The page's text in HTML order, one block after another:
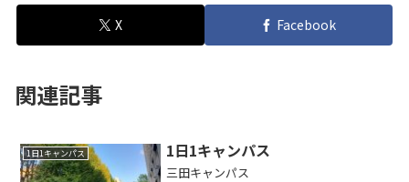
X Facebook
関連記事
1日1キャンパス 1日1キャンパス
三田キャンパス